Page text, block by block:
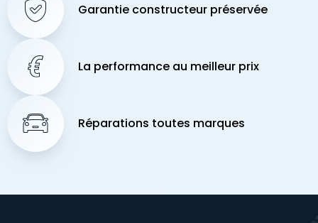
Garantie constructeur préservée
La performance au meilleur prix
Réparations toutes marques